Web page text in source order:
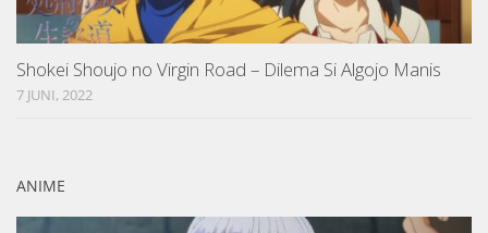
Shokei Shoujo no Virgin Road – Dilema Si Algojo Manis
7 JUNI, 2022
ANIME